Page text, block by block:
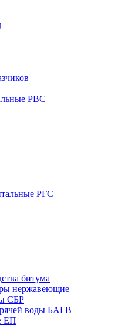
РВС
РГС
битума
нержавеющие
СБР
воды БАГВ
ЕП